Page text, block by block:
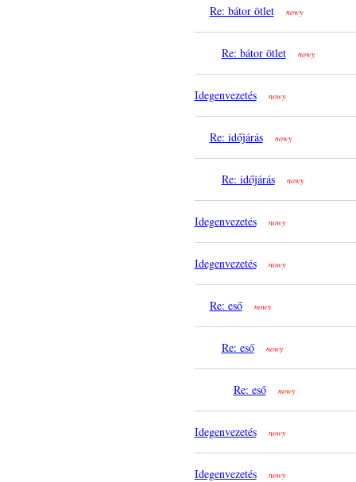
Re: bátor ötlet nowy
Re: bátor ötlet nowy
Idegenvezetés nowy
Re: időjárás nowy
Re: időjárás nowy
Idegenvezetés nowy
Idegenvezetés nowy
Re: eső nowy
Re: eső nowy
Re: eső nowy
Idegenvezetés nowy
Idegenvezetés nowy